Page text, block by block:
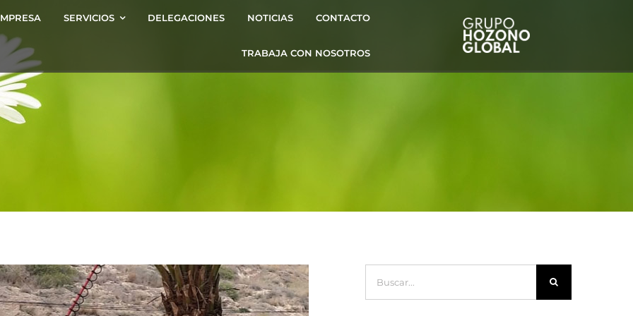
SERVICIOS DELEGACIONES NOTICIAS CONTACTO
TRABAJA CON NOSOTROS